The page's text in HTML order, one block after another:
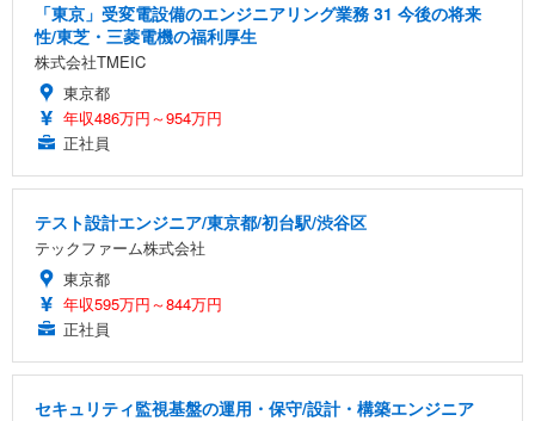
「東京」受変電設備のエンジニアリング業務 31 今後の将来
性/東芝・三菱電機の福利厚生
株式会社TMEIC
東京都
年収486万円～954万円
正社員
テスト設計エンジニア/東京都/初台駅/渋谷区
テックファーム株式会社
東京都
年収595万円～844万円
正社員
セキュリティ監視基盤の運用・保守/設計・構築エンジニア